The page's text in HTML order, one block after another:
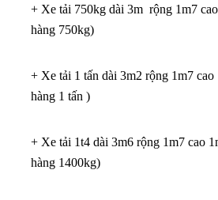
+ Xe tải 750kg dài 3m rộng 1m7
hàng 750kg)
+ Xe tải 1 tấn dài 3m2 rộng 1m7
hàng 1 tấn )
+ Xe tải 1t4 dài 3m6 rộng 1m7 cao
hàng 1400kg)